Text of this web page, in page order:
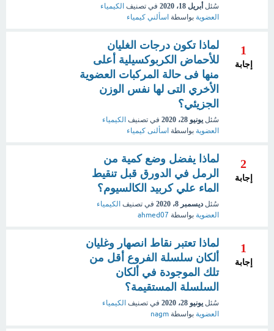
سُئل أبريل 18، 2020 في تصنيف الكيمياء
العضوية بواسطة اسألني كيمياء
1
إجابة
لماذا تكون درجات الغليان
للأحماض الكربوكسيلية أعلى
منها فى حالة المركبات العضوية
الأخري التى لها نفس الوزن
الجزيئي؟
سُئل يونيو 28، 2020 في تصنيف الكيمياء
العضوية بواسطة اسألنى كيمياء
2
إجابة
لماذا يفضل وضع كمية من
الرمل في الدورق قبل تنقيط
الماء علي كربيد الكالسيوم؟
سُئل ديسمبر 8، 2020 في تصنيف الكيمياء
العضوية بواسطة ahmed07
1
إجابة
لماذا تعتبر نقاط انصهار وغليان
ألكان سلسلة الفروع أقل من
تلك الموجودة في ألكان
السلسلة المستقيمة؟
سُئل يونيو 28، 2020 في تصنيف الكيمياء
العضوية بواسطة nagm